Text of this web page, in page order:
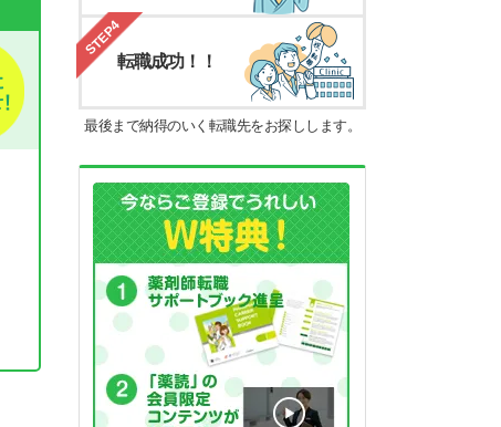
STEP4
転職成功！！
最後まで納得のいく転職先をお探しします。